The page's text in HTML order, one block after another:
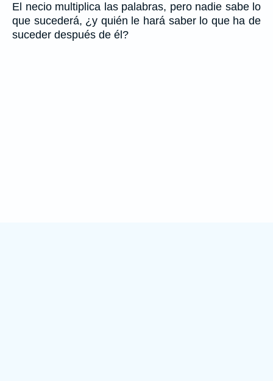
El necio multiplica las palabras, pero nadie sabe lo
que sucederá, ¿y quién le hará saber lo que ha de
suceder después de él?